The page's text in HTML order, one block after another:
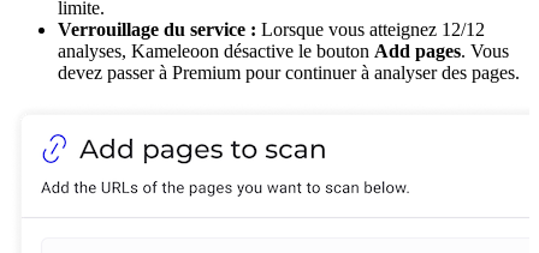
limite.
Verrouillage du service : Lorsque vous atteignez 12/12
analyses, Kameleoon désactive le bouton Add pages. Vous
devez passer à Premium pour continuer à analyser des pages.